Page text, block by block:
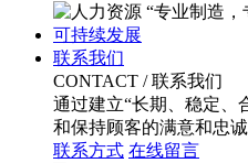
“专业制造，
可持续发展
联系我们
CONTACT / 联系我们
通过建立“长期、稳定、
和保持顾客的满意和忠
联系方式 在线留言